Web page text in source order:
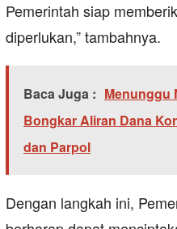
Pemerintah siap
diperlukan,” tambahnya.
Baca Juga : Menunggu
Bongkar Aliran Dana
dan Parpol
Dengan langkah ini,